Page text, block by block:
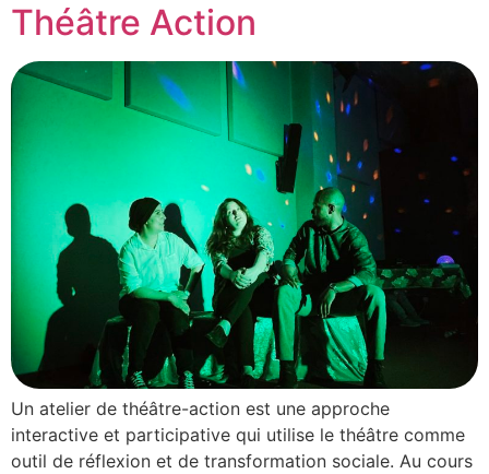
Théâtre Action
Un atelier de théâtre-action est une approche
interactive et participative qui utilise le théâtre comme
outil de réflexion et de transformation sociale. Au cours